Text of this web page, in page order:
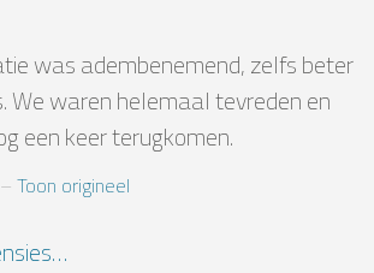
was adembenemend, zelfs beter
We waren helemaal tevreden en
een keer terugkomen.
– Toon origineel